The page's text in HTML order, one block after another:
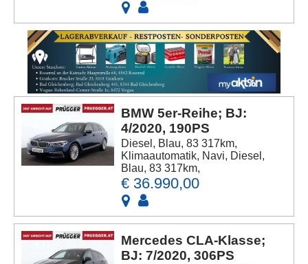
BMW 5er-Reihe; BJ:
4/2020, 190PS
Diesel, Blau, 83 317km,
Klimaautomatik, Navi, Diesel,
Blau, 83 317km,
€ 36.990,00
Mercedes CLA-Klasse;
BJ: 7/2020, 306PS